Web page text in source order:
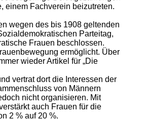
einem Fachverein beizutreten.
wegen des bis 1908 geltenden
Parteitag,
Frauen beschlossen.
ermöglicht. Über
wieder Artikel für „Die
vertrat dort die Interessen der
von Männern
nicht organisieren. Mit
auch Frauen für die
2 % auf 20 %.